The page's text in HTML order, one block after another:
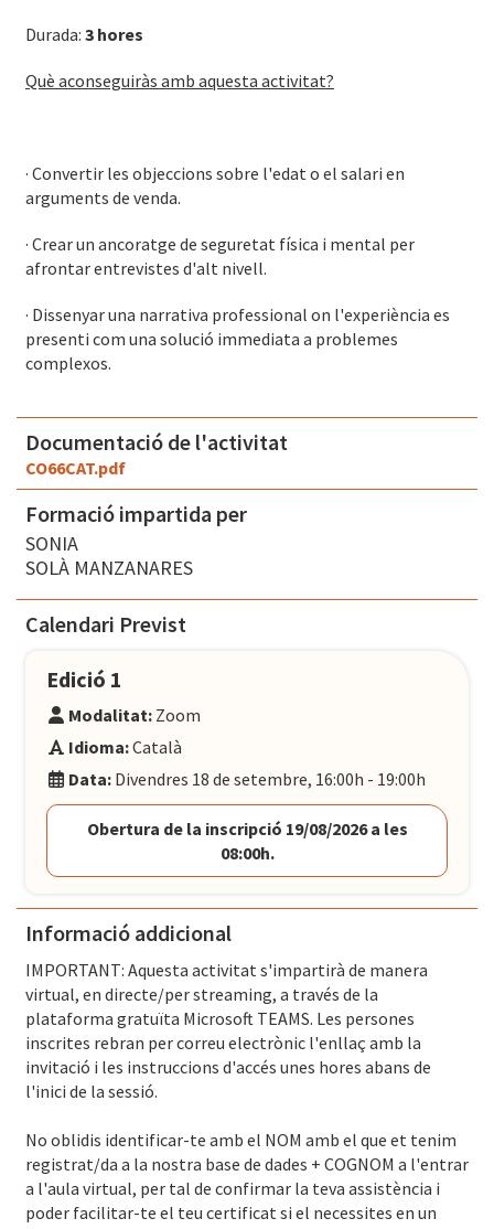
Durada: 3 hores
Què aconseguiràs amb aquesta activitat?
· Convertir les objeccions sobre l'edat o el salari en
arguments de venda.
· Crear un ancoratge de seguretat física i mental per
afrontar entrevistes d'alt nivell.
· Dissenyar una narrativa professional on l'experiència es
presenti com una solució immediata a problemes
complexos.
Documentació de l'activitat
CO66CAT.pdf
Formació impartida per
SONIA
SOLÀ MANZANARES
Calendari Previst
Edició 1
Modalitat: Zoom
Idioma:Català
Data: Divendres 18 de setembre, 16:00h - 19:00h
Obertura de la inscripció 19/08/2026 a les
08:00h.
Informació addicional
IMPORTANT: Aquesta activitat s'impartirà de manera
virtual, en directe/per streaming, a través de la
plataforma gratuïta Microsoft TEAMS. Les persones
inscrites rebran per correu electrònic l'enllaç amb la
invitació i les instruccions d'accés unes hores abans de
l'inici de la sessió.
No oblidis identificar-te amb el NOM amb el que et tenim
registrat/da a la nostra base de dades + COGNOM a l'entrar
a l'aula virtual, per tal de confirmar la teva assistència i
poder facilitar-te el teu certificat si el necessites en un